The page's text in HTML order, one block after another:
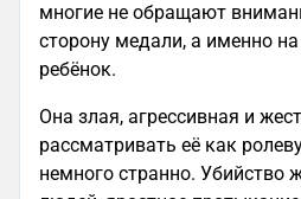
многие не обращают
сторону медали, а именно
ребёнок.
Она злая, агрессивная и
рассматривать её как
немного странно. Убийство